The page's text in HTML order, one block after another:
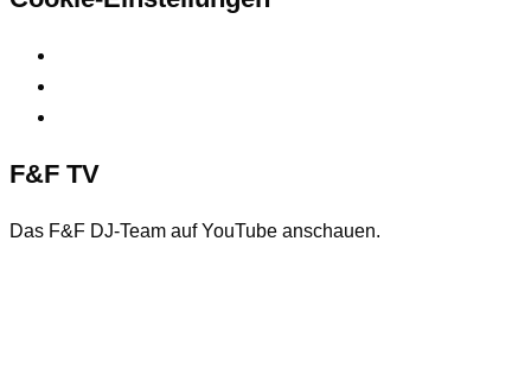
F&F TV
Das F&F DJ-Team auf YouTube anschauen.